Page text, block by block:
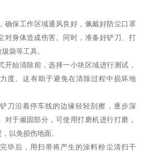
确保工作区域通风良好，佩戴好防尘口罩
对身体造成伤害。同时，准备好铲刀、打
袋等工具。
开始清除前，选择一小块区域进行测试，
度。这有助于避免在清除过程中损坏地
刀沿着停车线的边缘轻轻刮擦，逐步深
对于顽固部分，可使用打磨机进行打磨，
以免损伤地面。
毕后，用扫帚将产生的涂料粉尘清扫干